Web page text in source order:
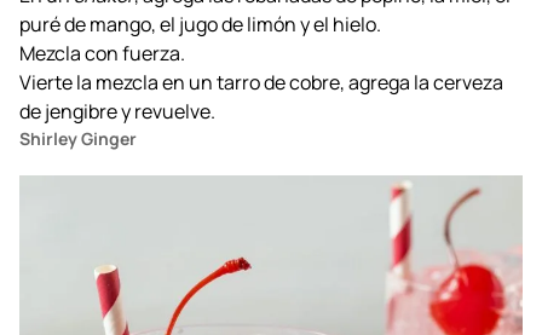
puré de mango, el jugo de limón y el hielo.
Mezcla con fuerza.
Vierte la mezcla en un tarro de cobre, agrega la cerveza
de jengibre y revuelve.
Shirley Ginger